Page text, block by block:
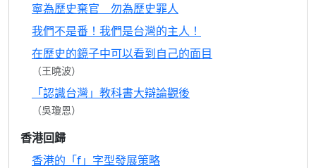
寧為歷史棄官 勿為歷史罪人
我們不是番！我們是台灣的主人！
在歷史的鏡子中可以看到自己的面目
（王曉波）
「認識台灣」教科書大辯論觀後
（吳瓊恩）
香港回歸
香港的「f」字型發展策略